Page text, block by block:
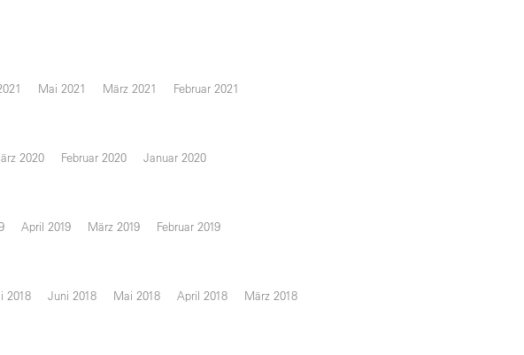
Mai 2021 März 2021 Februar 2021
2020 Februar 2020 Januar 2020
April 2019 März 2019 Februar 2019
2018 Juni 2018 Mai 2018 April 2018 März 2018